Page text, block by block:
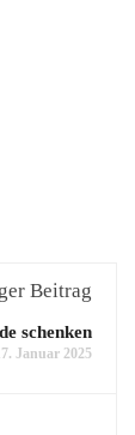
Beitrag
schenken
Januar 2025